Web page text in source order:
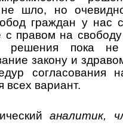
шло, но
граждан у нас
с правом на
решения пока
закону и
согласования
всех вариант.
аналитик,